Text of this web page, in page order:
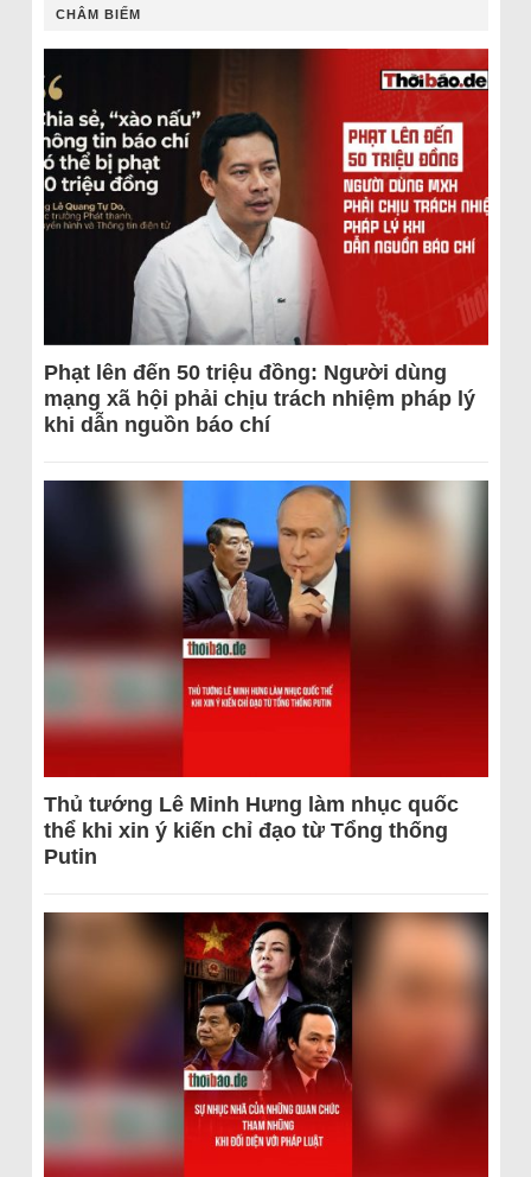
CHÂM BIẾM
Phạt lên đến 50 triệu đồng: Người dùng
mạng xã hội phải chịu trách nhiệm pháp lý
khi dẫn nguồn báo chí
Thủ tướng Lê Minh Hưng làm nhục quốc
thể khi xin ý kiến chỉ đạo từ Tổng thống
Putin